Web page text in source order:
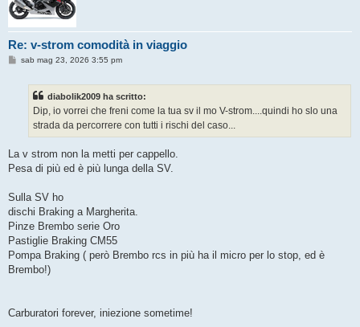
Re: v-strom comodità in viaggio
Msab mag 23, 2026 3:55 pm
diabolik2009 ha scritto:
Dip, io vorrei che freni come la tua sv il mo V-strom....quindi ho slo una
strada da percorrere con tutti i rischi del caso...
La v strom non la metti per cappello.
Pesa di più ed è più lunga della SV.
Sulla SV ho
dischi Braking a Margherita.
Pinze Brembo serie Oro
Pastiglie Braking CM55
Pompa Braking ( però Brembo rcs in più ha il micro per lo stop, ed è
Brembo!)
Carburatori forever, iniezione sometime!